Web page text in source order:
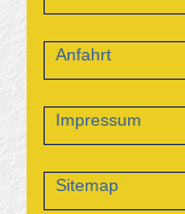
Anfahrt
Impressum
Sitemap